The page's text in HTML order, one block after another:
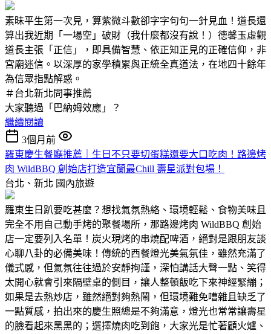
素昧平生第一次見，算紫微斗數卻字字句句一針見血！道長還
算出我近期「一場空」破財（我什麼都沒有說！）德馨玉虛觀
道長主張「正信」，即具備智慧、依正知正見的正確信仰，非
宮廟迷信。以深厚的家學積累與正統全真道法，在地四十餘年
為信眾指點解惑。
＃台北新北問事推薦
大家聽過「巴納姆效應」？
繼續閱讀
3個月前
羅東慶生餐廳推薦｜生日不只要切蛋糕還要大口吃肉！路邊烤
肉 WildBBQ 創始店打造宜蘭最Chill 壽星派對包場！
台北、新北 國內旅遊
羅東生日趴要吃甚麼？想找氣氛熱絡、環境輕鬆、食物美味且
完全不用自己動手烤的聚餐場所，那路邊烤肉 WildBBQ 創始
店一定要列入名單！炭火現烤的串燒配啤酒，絕對是跟朋友談
心聊八卦的必備美味！傳統的西餐燈光美氣氛佳，雖然充滿了
儀式感，但氣氛往往過於安靜拘謹，深怕講話大聲一點、笑得
太開心就會引來隔壁桌的側目，讓人整頓飯吃下來神經緊繃；
如果是去熱炒店，雖然絕對夠熱鬧，但環境難免嘈雜且缺乏了
一點質感，拍出來的慶生照總是不夠滿意，燈光也常常讓壽星
的臉看起來黑黑的；選擇燒肉吃到飽，大家光是忙著顧火爐、